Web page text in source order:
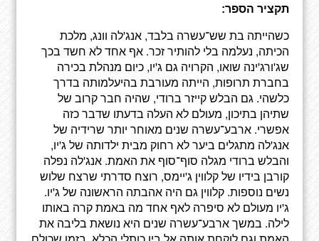
תקציר הספר:
כשהייתה בת שש־עשרה בלבד, אנג'לה וונג, מלכת
הכיתה, נעלמה בלי להותיר זכר. אף אחד לא חשד בכך
שג'ורג'ינה שואו, הקרויה גם ג'יו, כיום מנהלת בכירה
בחברת תרופות, הייתה מעורבת בהיעלמותה בדרך
כלשהי. גם הבלש קייזר ברודי, שהיה חבר קרוב של
שתיהן בתיכון, מעולם לא העלה בדעתו שדבר כזה
אפשרי. ארבע־עשרה שנים מאוחר יותר שרידיה של
אנג'לה מתגלים ביער לא רחוק מבית ילדותה של ג'יו,
והבלש ברודי מגלה סוף־סוף את האמת. אנג'לה נפלה
קורבן בידיו של קלווין ג'יימס, רוצח סדרתי שרצח שלוש
נשים נוספות. קלווין גם היה אהבתה הראשונה של ג'יו.
ג'יו מעולם לא סיפרה לאף אחד מה באמת קרה באותו
לילה. במשך ארבע־עשרה שנים היא נושאת בליבה את